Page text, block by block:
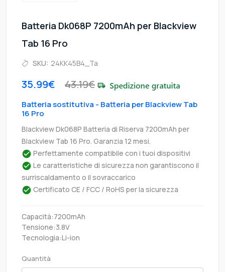
Batteria Dk068P 7200mAh per Blackview
Tab 16 Pro
SKU: 24KK45B4_Ta
35.99€ 43.19€
Batteria sostitutiva - Batteria per Blackview Tab
16 Pro
Blackview Dk068P Batteria di Riserva 7200mAh per
Blackview Tab 16 Pro. Garanzia 12 mesi.
Perfettamente compatibile con i tuoi dispositivi
Le caratteristiche di sicurezza non garantiscono il
surriscaldamento o il sovraccarico
Certificato CE / FCC / RoHS per la sicurezza
Capacità:7200mAh
Tensione:3.8V
Tecnologia:Li-ion
Quantità